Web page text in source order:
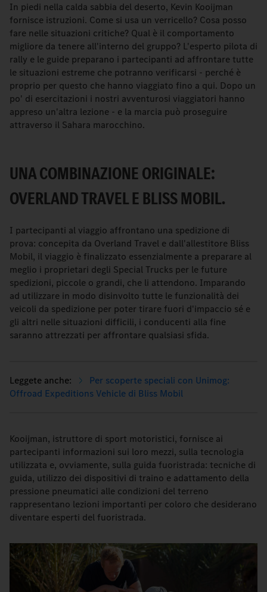
In piedi nella calda sabbia del deserto, Kevin Kooijman
fornisce istruzioni. Come si usa un verricello? Cosa posso
fare nelle situazioni critiche? Qual è il comportamento
migliore da tenere all'interno del gruppo? L'esperto pilota di
rally e le guide preparano i partecipanti ad affrontare tutte
le situazioni estreme che potranno verificarsi - perché è
proprio per questo che hanno viaggiato fino a qui. Dopo un
po' di esercitazioni i nostri avventurosi viaggiatori hanno
appreso un'altra lezione - e la marcia può proseguire
attraverso il Sahara marocchino.
UNA COMBINAZIONE ORIGINALE:
OVERLAND TRAVEL E BLISS MOBIL.
I partecipanti al viaggio affrontano una spedizione di
prova: concepita da Overland Travel e dall'allestitore Bliss
Mobil, il viaggio è finalizzato essenzialmente a preparare al
meglio i proprietari degli Special Trucks per le future
spedizioni, piccole o grandi, che li attendono. Imparando
ad utilizzare in modo disinvolto tutte le funzionalità dei
veicoli da spedizione per poter tirare fuori d'impaccio sé e
gli altri nelle situazioni difficili, i conducenti alla fine
saranno attrezzati per affrontare qualsiasi sfida.
Per scoperte speciali con Unimog:
Offroad Expeditions Vehicle di Bliss Mobil
Kooijman, istruttore di sport motoristici, fornisce ai
partecipanti informazioni sui loro mezzi, sulla tecnologia
utilizzata e, ovviamente, sulla guida fuoristrada: tecniche di
guida, utilizzo dei dispositivi di traino e adattamento della
pressione pneumatici alle condizioni del terreno
rappresentano lezioni importanti per coloro che desiderano
diventare esperti del fuoristrada.